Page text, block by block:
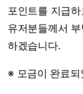
포인트를 지급
유저분들께서
하겠습니다.
※ 모금이 완료